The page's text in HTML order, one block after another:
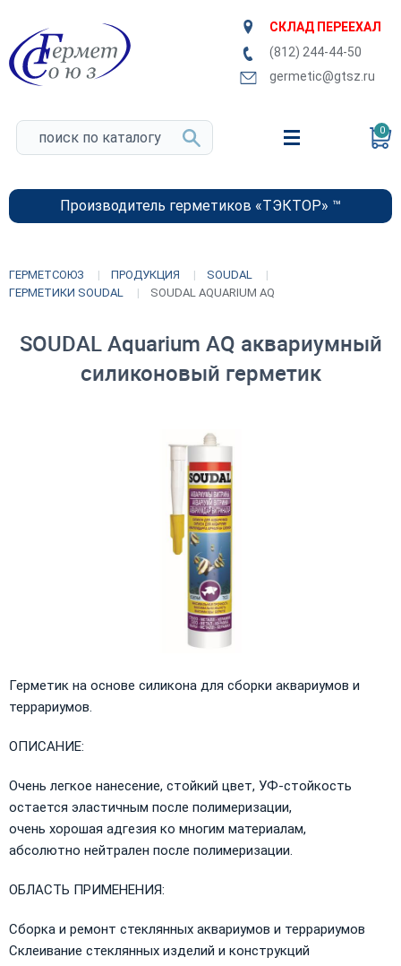
СКЛАД ПЕРЕЕХАЛ
(812) 244-44-50
germetic@gtsz.ru
0
Производитель герметиков «ТЭКТОР» ™
ГЕРМЕТСОЮЗ ПРОДУКЦИЯ
SOUDAL
ГЕРМЕТИКИ SOUDAL
SOUDAL AQUARIUM AQ
SOUDAL Aquarium AQ аквариумный
силиконовый герметик
Герметик на основе силикона для сборки аквариумов и
террариумов.
ОПИСАНИЕ:
Очень легкое нанесение, стойкий цвет, УФ-стойкость
остается эластичным после полимеризации,
очень хорошая адгезия ко многим материалам,
абсолютно нейтрален после полимеризации.
ОБЛАСТЬ ПРИМЕНЕНИЯ:
Сборка и ремонт стеклянных аквариумов и террариумов
Склеивание стеклянных изделий и конструкций